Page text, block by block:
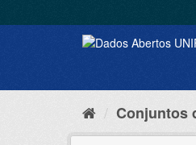
Conjuntos